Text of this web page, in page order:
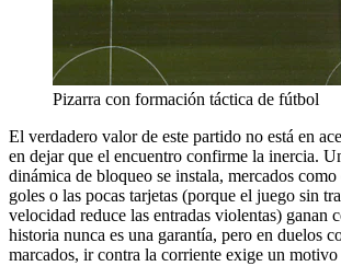
Pizarra con formación táctica de fútbol
El verdadero valor de este partido no está en
en dejar que el encuentro confirme la inercia.
dinámica de bloqueo se instala, mercados
goles o las pocas tarjetas (porque el juego sin
velocidad reduce las entradas violentas) ganan
historia nunca es una garantía, pero en duelos
marcados, ir contra la corriente exige un